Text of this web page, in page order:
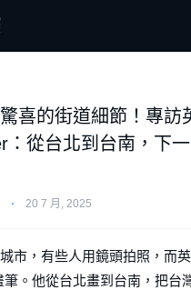
喜的街道細節！專訪
：從台北到台南，下
⋅ 20 7 月, 2025
市，有些人用鏡頭拍照，而
筆。他從台北畫到台南，把台